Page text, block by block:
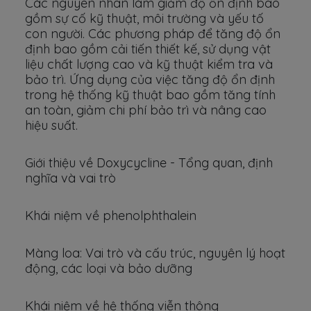
gồm sự cố kỹ thuật, môi trường và yếu tố
con người. Các phương pháp để tăng độ ổn
định bao gồm cải tiến thiết kế, sử dụng vật
liệu chất lượng cao và kỹ thuật kiểm tra và
bảo trì. Ứng dụng của việc tăng độ ổn định
trong hệ thống kỹ thuật bao gồm tăng tính
an toàn, giảm chi phí bảo trì và nâng cao
hiệu suất.
Giới thiệu về Doxycycline - Tổng quan, định
nghĩa và vai trò
Khái niệm về phenolphthalein
Màng loa: Vai trò và cấu trúc, nguyên lý hoạt
động, các loại và bảo dưỡng
Khái niệm về hệ thống viễn thông